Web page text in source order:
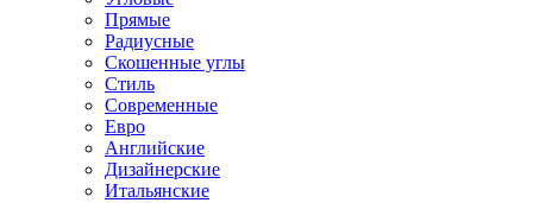
Прямые
Радиусные
Скошенные углы
Стиль
Современные
Евро
Английские
Дизайнерские
Итальянские